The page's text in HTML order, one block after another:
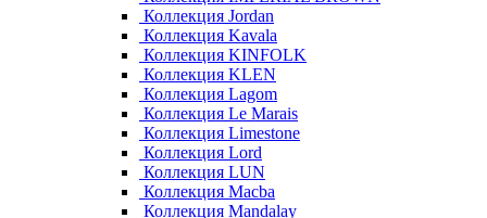
Коллекция Jordan
Коллекция Kavala
Коллекция KINFOLK
Коллекция KLEN
Коллекция Lagom
Коллекция Le Marais
Коллекция Limestone
Коллекция Lord
Коллекция LUN
Коллекция Macba
Коллекция Mandalay